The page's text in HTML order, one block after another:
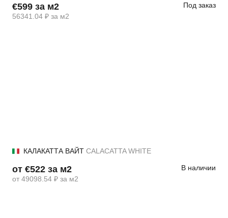
€599 за м2
56341.04 ₽ за м2
Под заказ
КАЛАКАТТА ВАЙТ CALACATTA WHITE
от €522 за м2
от 49098.54 ₽ за м2
В наличии